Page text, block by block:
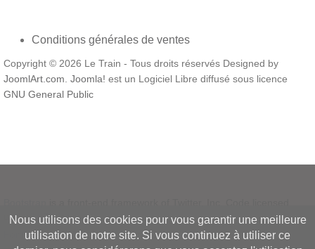
Conditions générales de ventes
Copyright © 2026 Le Train - Tous droits réservés Designed by
JoomlArt.com. Joomla! est un Logiciel Libre diffusé sous licence
GNU General Public
underMIT License.
Font Awesomefont licensed underSIL OFL 1.1.
Nous utilisons des cookies pour vous garantir une meilleure
utilisation de notre site. Si vous continuez à utiliser ce